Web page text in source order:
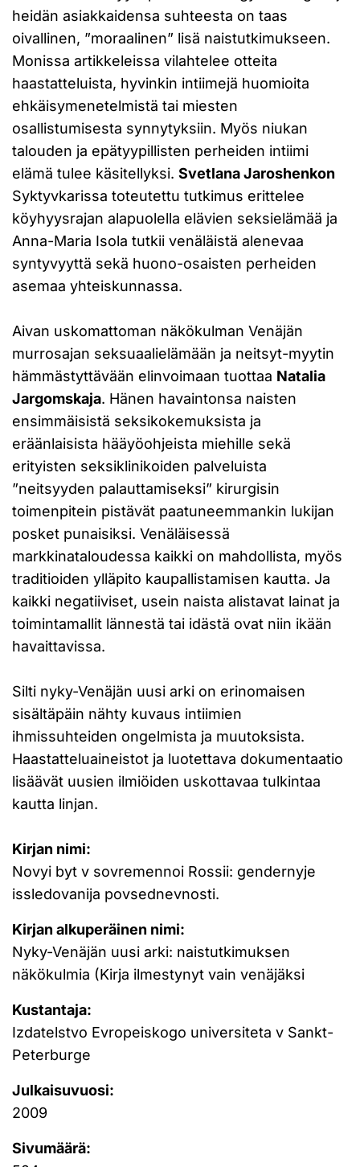
heidän asiakkaidensa suhteesta on taas
oivallinen, ”moraalinen” lisä naistutkimukseen.
Monissa artikkeleissa vilahtelee otteita
haastatteluista, hyvinkin intiimejä huomioita
ehkäisymenetelmistä tai miesten
osallistumisesta synnytyksiin. Myös niukan
talouden ja epätyypillisten perheiden intiimi
elämä tulee käsitellyksi. Svetlana Jaroshenkon
Syktyvkarissa toteutettu tutkimus erittelee
köyhyysrajan alapuolella elävien seksielämää ja
Anna-Maria Isola tutkii venäläistä alenevaa
syntyvyyttä sekä huono-osaisten perheiden
asemaa yhteiskunnassa.
Aivan uskomattoman näkökulman Venäjän
murrosajan seksuaalielämään ja neitsyt-myytin
hämmästyttävään elinvoimaan tuottaa Natalia
Jargomskaja. Hänen havaintonsa naisten
ensimmäisistä seksikokemuksista ja
eräänlaisista hääyöohjeista miehille sekä
erityisten seksiklinikoiden palveluista
”neitsyyden palauttamiseksi” kirurgisin
toimenpitein pistävät paatuneemmankin lukijan
posket punaisiksi. Venäläisessä
markkinataloudessa kaikki on mahdollista, myös
traditioiden ylläpito kaupallistamisen kautta. Ja
kaikki negatiiviset, usein naista alistavat lainat ja
toimintamallit lännestä tai idästä ovat niin ikään
havaittavissa.
Silti nyky-Venäjän uusi arki on erinomaisen
sisältäpäin nähty kuvaus intiimien
ihmissuhteiden ongelmista ja muutoksista.
Haastatteluaineistot ja luotettava dokumentaatio
lisäävät uusien ilmiöiden uskottavaa tulkintaa
kautta linjan.
Kirjan nimi:
Novyi byt v sovremennoi Rossii: gendernyje
issledovanija povsednevnosti.
Kirjan alkuperäinen nimi:
Nyky-Venäjän uusi arki: naistutkimuksen
näkökulmia (Kirja ilmestynyt vain venäjäksi
Kustantaja:
Izdatelstvo Evropeiskogo universiteta v Sankt-
Peterburge
Julkaisuvuosi:
2009
Sivumäärä: